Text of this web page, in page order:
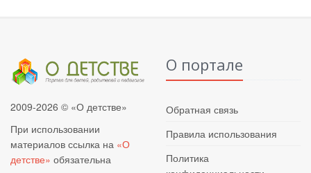
2009-2026 © «О детстве»
При использовании
материалов ссылка на «О
детстве» обязательна
О портале
Обратная связь
Правила использования
Политика